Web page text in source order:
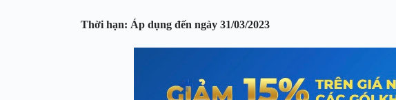
Thời hạn: Áp dụng đến ngày 31/03/2023